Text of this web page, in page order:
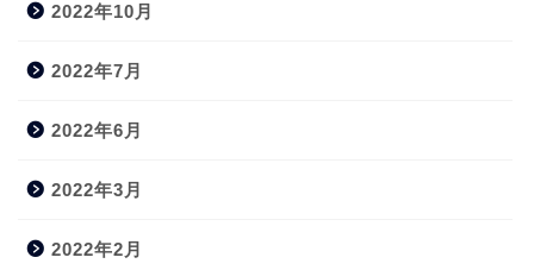
2022年10月
2022年7月
2022年6月
2022年3月
2022年2月